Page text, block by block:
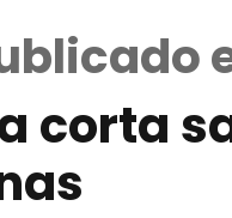
corta